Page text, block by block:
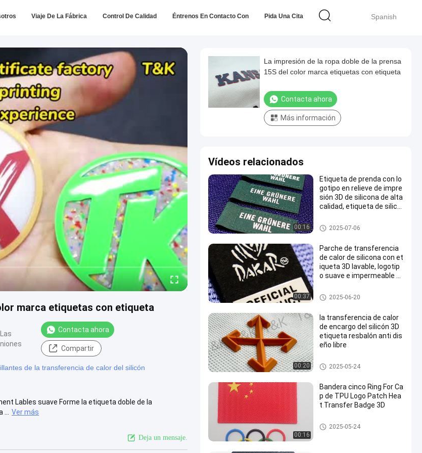
Spanish
Viaje De La Fábrica Control De Calidad Éntrenos En Contacto Con Pida Una Cita
marca etiquetas con etiqueta
Contacta ahora
Compartir
de la transferencia de calor del silicón
Lables suave Forme la etiqueta doble de la
Ver más
Deja un mensaje.
La impresión de la ropa doble de la prensa
15S del color marca etiquetas con etiqueta
Contacta ahora
Más información
Vídeos relacionados
00:16
Etiqueta de prenda con lo
gotipo en relieve de impre
sión 3D de silicona de alta
calidad, etiqueta de silico
para uso en ropa
Etiquetas de la transferencia d
e calor del silicón
2025-07-06
00:37
Parche de transferencia
de calor de silicona con et
iqueta 3D lavable, logotip
o suave e impermeable p
apatos
Etiquetas de la transferencia d
e calor del silicón
2025-06-20
00:20
la transferencia de calor
de encargo del silicón 3D
etiqueta resbalón anti dis
eño libre
Etiquetas de la transferencia d
e calor del silicón
2025-05-24
00:16
Bandera cinco Ring For Ca
p de TPU Logo Patch Hea
t Transfer Badge 3D
Remiendos de encargo de la r
opa
2025-05-24